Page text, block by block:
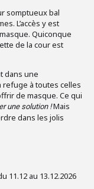
somptueux bal
L’accès y est
Quiconque
de la cour est
dans une
refuge à toutes celles
de masque. Ce qui
une solution !Mais
dans les jolis
11.12 au 13.12.2026